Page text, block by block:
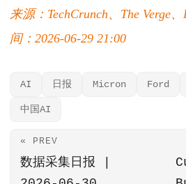
来源：TechCrunch、The Verge
间：2026-06-29 21:00
AI 日报 Micron Ford
中国AI
« PREV
数据采集日报 |